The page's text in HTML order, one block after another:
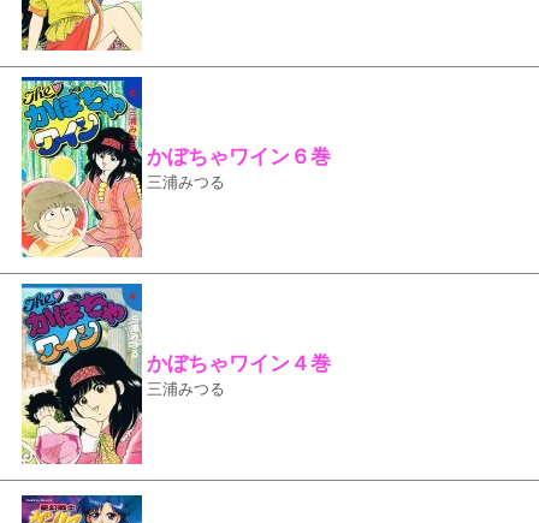
かぼちゃワイン６巻
三浦みつる
かぼちゃワイン４巻
三浦みつる